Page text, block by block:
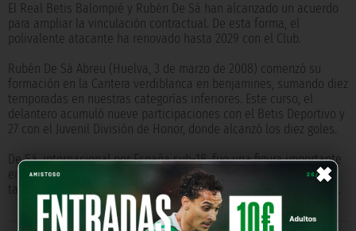
×
El Real Betis Balompié y Rubén De Sá han alcanzado un acuerdo
para ampliar la vinculación contractual. De esta forma, el
polivalente atacante ha renovado hasta 2029 con el Club.
Rubén De Sá Abreu (Huelva, 3 de marzo de 2008) comenzó su
formación en la Cantera verdiblanca en benjamines, sumando diez
temporadas en nuestras categorías inferiores. Este curso, el
delantero acumuló nueve participaciones con el Betis Deportivo y
27 con el Juvenil División de Honor, donde alcanzó los diez goles.
De Sá, internacional por España sub-18, fue una figura importante
en la consecución de la Copa del Rey Juvenil, pues anotó cuatro
tantos trascendentales durante el torneo, dos de ellos en la final.